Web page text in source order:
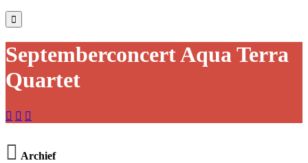

Septemberconcert Aqua Terra
Quartet
  
 Archief